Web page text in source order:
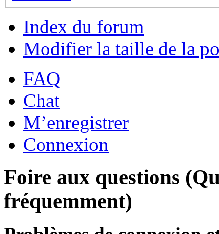
Index du forum
Modifier la taille de la
FAQ
Chat
M’enregistrer
Connexion
Foire aux questions
fréquemment)